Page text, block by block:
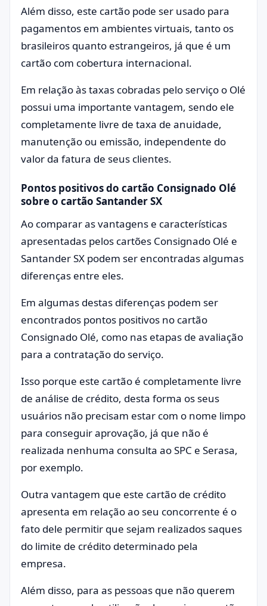
Além disso, este cartão pode ser usado para
pagamentos em ambientes virtuais, tanto os
brasileiros quanto estrangeiros, já que é um
cartão com cobertura internacional.
Em relação às taxas cobradas pelo serviço o Olé
possui uma importante vantagem, sendo ele
completamente livre de taxa de anuidade,
manutenção ou emissão, independente do
valor da fatura de seus clientes.
Pontos positivos do cartão Consignado Olé
sobre o cartão Santander SX
Ao comparar as vantagens e características
apresentadas pelos cartões Consignado Olé e
Santander SX podem ser encontradas algumas
diferenças entre eles.
Em algumas destas diferenças podem ser
encontrados pontos positivos no cartão
Consignado Olé, como nas etapas de avaliação
para a contratação do serviço.
Isso porque este cartão é completamente livre
de análise de crédito, desta forma os seus
usuários não precisam estar com o nome limpo
para conseguir aprovação, já que não é
realizada nenhuma consulta ao SPC e Serasa,
por exemplo.
Outra vantagem que este cartão de crédito
apresenta em relação ao seu concorrente é o
fato dele permitir que sejam realizados saques
do limite de crédito determinado pela
empresa.
Além disso, para as pessoas que não querem